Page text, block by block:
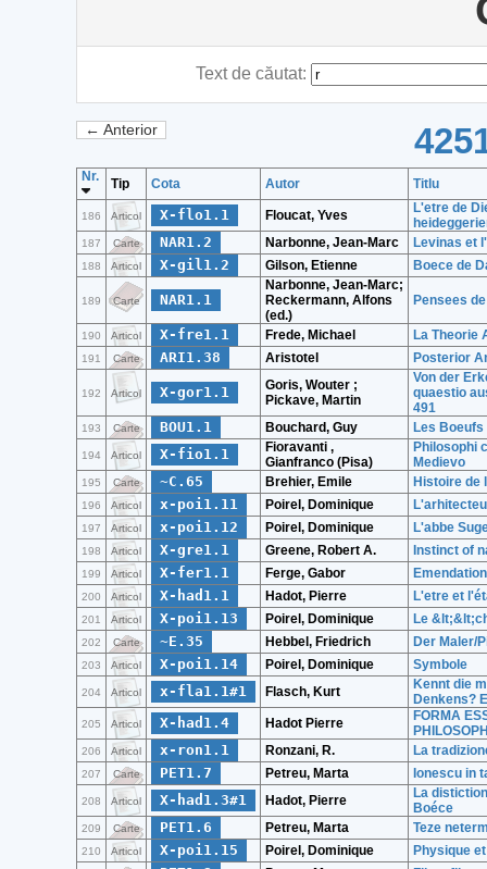
Text de căutat:
← Anterior
Nr. Tip Cota Autor Titlu
186 Articol X-flo1.1 Floucat, Yves
L'etre de
187 Carte NAR1.2 Narbonne, Jean-Marc Levinas et
188 Articol X-gil1.2 Gilson, Etienne Boece de
189 Carte NAR1.1
Narbonne, Jean-Marc;
Reckermann, Alfons
(ed.)
Pensees
190 Articol X-fre1.1 Frede, Michael La Theorie
191 Carte ARI1.38 Aristotel Posterior
192 Articol X-gor1.1
Goris, Wouter ;
Pickave, Martin
Von der
quaestio
491
193 Carte BOU1.1 Bouchard, Guy Les
194 Articol X-fio1.1
Fioravanti ,
Gianfranco (Pisa)
Philosophi
Medievo
195 Carte ~C.65 Brehier, Emile Histoire de
196 Articol x-poi1.11 Poirel, Dominique
197 Articol x-poi1.12 Poirel, Dominique L'abbe
198 Articol X-gre1.1 Greene, Robert A. Instinct of
199 Articol X-fer1.1 Ferge, Gabor
200 Articol X-had1.1 Hadot, Pierre L'etre et
201 Articol X-poi1.13 Poirel, Dominique Le
202 Carte ~E.35 Hebbel, Friedrich Der Maler/
203 Articol X-poi1.14 Poirel, Dominique Symbole
204 Articol x-fla1.1#1 Flasch, Kurt
Kennt die
Denkens?
205 Articol X-had1.4 Hadot Pierre
FORMA
206 Articol x-ron1.1 Ronzani, R. La
207 Carte PET1.7 Petreu, Marta Ionescu in
208 Articol X-had1.3#1 Hadot, Pierre
La
Boéce
209 Carte PET1.6 Petreu, Marta Teze
210 Articol X-poi1.15 Poirel, Dominique Physique